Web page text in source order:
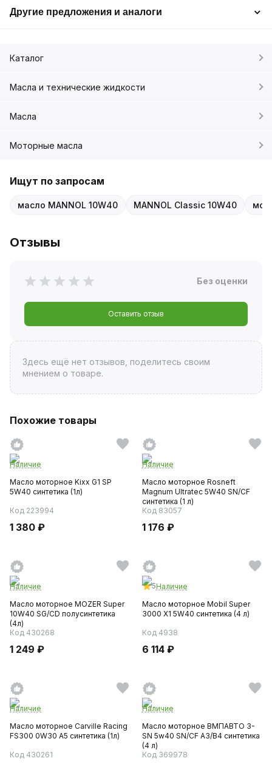
Другие предложения и аналоги
Каталог
Масла и технические жидкости
Масла
Моторные масла
Ищут по запросам
масло MANNOL 10W40 MANNOL Classic 10W40
Отзывы
Без оценки
Оставить отзыв
Здесь ещё нет отзывов, поделитесь своим
мнением о товаре.
Похожие товары
Наличие
Масло моторное Kixx G1 SP
5W40 синтетика (1л)
Код 223994
1 380 ₽
Наличие
Масло моторное Rosneft
Magnum Ultratec 5W40 SN/CF
синтетика (1 л)
Код 83057
1 176 ₽
Наличие
Масло моторное MOZER Super
10W40 SG/CD полусинтетика
(4л)
Код 430268
1 249 ₽
5Наличие
Масло моторное Mobil Super
3000 X1 5W40 синтетика (4 л)
Код 4938
6 114 ₽
Наличие
Масло моторное Carville Racing
FS300 0W30 A5 синтетика (1л)
Код 430261
Наличие
Масло моторное ВМПАВТО 3-
SN 5w40 SN/CF A3/B4 синтетика
(4 л)
Код 369978